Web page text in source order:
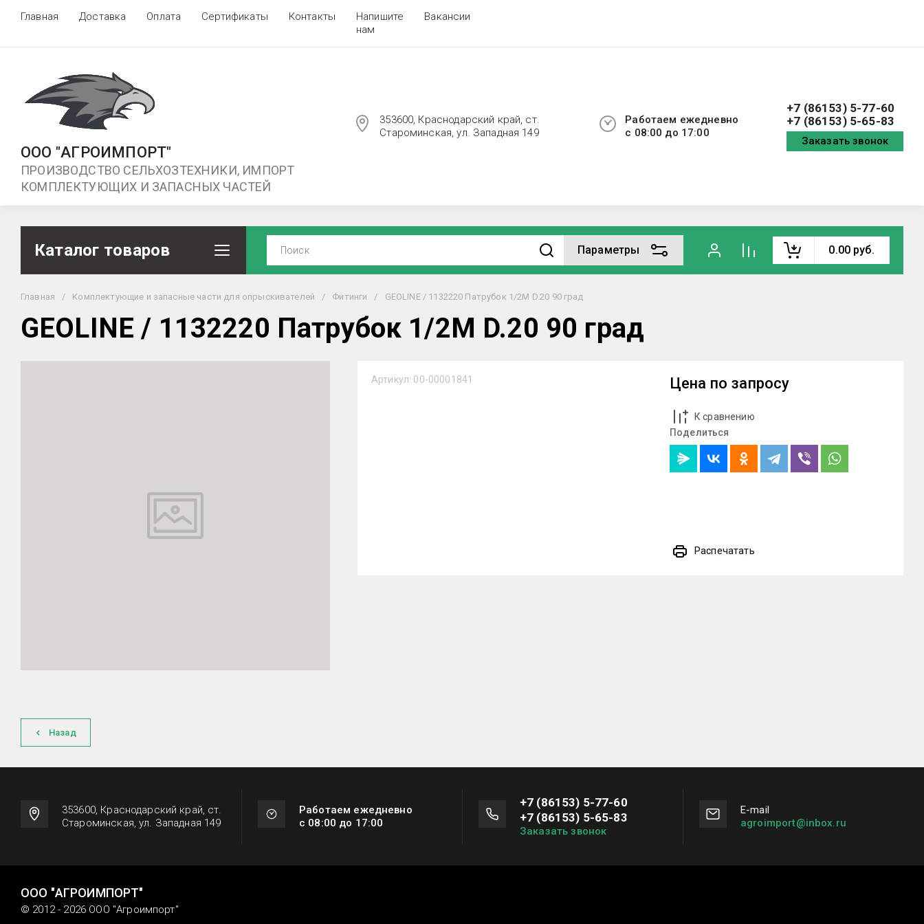
Главная Доставка Оплата Сертификаты Контакты
Напишите
нам
Вакансии
ООО "АГРОИМПОРТ"
ПРОИЗВОДСТВО СЕЛЬХОЗТЕХНИКИ, ИМПОРТ
КОМПЛЕКТУЮЩИХ И ЗАПАСНЫХ ЧАСТЕЙ
353600, Краснодарский край, ст.
Староминская, ул. Западная 149
Работаем ежедневно
с 08:00 до 17:00
+7 (86153) 5-77-60
+7 (86153) 5-65-83
Заказать звонок
Каталог товаров Параметры 0.00 руб.
Главная / Комплектующие и запасные части для опрыскивателей / Фитинги / GEOLINE / 1132220 Патрубок 1/2М D.20 90 град
GEOLINE / 1132220 Патрубок 1/2М D.20 90 град
Артикул: 00-00001841 Цена по запросу
К сравнению
Поделиться
Распечатать
Назад
353600, Краснодарский край, ст.
Староминская, ул. Западная 149
Работаем ежедневно
с 08:00 до 17:00
+7 (86153) 5-77-60
+7 (86153) 5-65-83
Заказать звонок
Е-mail
agroimport@inbox.ru
ООО "АГРОИМПОРТ"
© 2012 - 2026 ООО "Агроимпорт"